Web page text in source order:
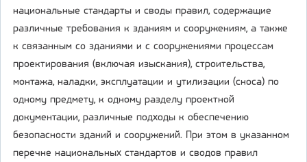
национальные стандарты и своды правил, содержащие
различные требования к зданиям и сооружениям, а также
к связанным со зданиями и с сооружениями процессам
проектирования (включая изыскания), строительства,
монтажа, наладки, эксплуатации и утилизации (сноса) по
одному предмету, к одному разделу проектной
документации, различные подходы к обеспечению
безопасности зданий и сооружений. При этом в указанном
перечне национальных стандартов и сводов правил